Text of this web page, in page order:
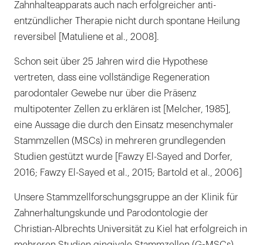
Zahnhalteapparats auch nach erfolgreicher anti-
entzündlicher Therapie nicht durch spontane Heilung
reversibel [Matuliene et al., 2008].
Schon seit über 25 Jahren wird die Hypothese
vertreten, dass eine vollständige Regeneration
parodontaler Gewebe nur über die Präsenz
multipotenter Zellen zu erklären ist [Melcher, 1985],
eine Aussage die durch den Einsatz mesenchymaler
Stammzellen (MSCs) in mehreren grundlegenden
Studien gestützt wurde [Fawzy El-Sayed and Dorfer,
2016; Fawzy El-Sayed et al., 2015; Bartold et al., 2006]
Unsere Stammzellforschungsgruppe an der Klinik für
Zahnerhaltungskunde und Parodontologie der
Christian-Albrechts Universität zu Kiel hat erfolgreich in